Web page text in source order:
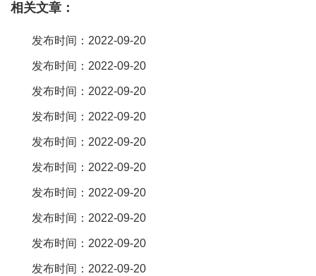
usb共能提供5a的电流，单路最大为2。4a，即便是ipad充电也完全
充电电源。要防过充必须对电池充电状态进行监测。并通控制关闭
或减小充电电流。对哒对哒，公牛防过充usb插座是真的能防过充，
当你为手机电池充电的时候，电充满了之后他就不再为你继续充电
了，防止电池过度电池变得越来越不劲用。我给我男友还买了一个
呢，他也说很好用，充电还很快，一会就充好了。有必要的，因为
以上亚马逊买今丰的，就有防过充功能，还有就是他家是自动通断
的，很多直通式的usb灯虽然暗了，但实际上是待机状态，会发热的
。公牛自动防过充usb充电器具有自动识别电流的功能，合理分配电
流，保护电子产品的充电安全；双区独立充电，互不影响；使用过
程简单操作，非常方便。现在每天
相关文章：
发布时间：2022-09-20
发布时间：2022-09-20
发布时间：2022-09-20
发布时间：2022-09-20
发布时间：2022-09-20
发布时间：2022-09-20
发布时间：2022-09-20
发布时间：2022-09-20
发布时间：2022-09-20
发布时间：2022-09-20